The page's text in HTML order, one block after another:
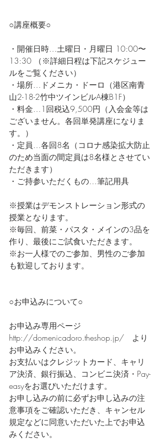
○講座概要○
・開催日時…土曜日・月曜日 10:00〜
13:30 （※詳細日程は下記スケジュー
ルをご覧ください）
・場所…ドメニカ・ドーロ（港区南青
山2-18-2竹中ツインビルA棟B1F）
・料金…1回税込9,500円（入会金等は
ございません。各回単発講座になりま
す。）
・定員…各回8名（コロナ感染拡大防止
のため当面の間定員は8名様とさせてい
ただきます）
・ご持参いただくもの…筆記用具
※授業はデモンストレーション形式の
授業となります。
※毎回、前菜・パスタ・メインの3品を
作り、最後にご試食いただきます。
※お一人様でのご参加、男性のご参加
も歓迎しております。
○お申込みについて○
お申込み専用ページ
http://domenicadoro.theshop.jp/　より
お申込みください。
お支払いはクレジットカード、キャリ
ア決済、銀行振込、コンビニ決済・Pay-
easyをお選びいただけます。
お申し込みの前に必ずお申し込みの注
意事項をご確認いただき、キャンセル
規定などに同意いただいた上でお申込
みください。